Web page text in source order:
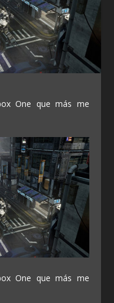
One que más me
One que más me